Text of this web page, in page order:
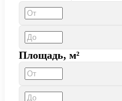
Площадь, м²